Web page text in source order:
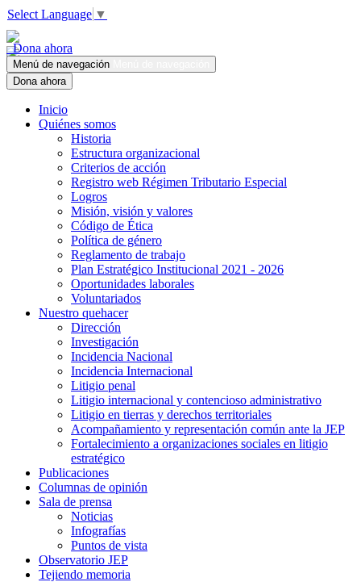
Select Language ▼
Dona ahora
Menú de navegación
Dona ahora
Inicio
Quiénes somos
Historia
Estructura organizacional
Criterios de acción
Registro web Régimen Tributario Especial
Logros
Misión, visión y valores
Código de Ética
Política de género
Reglamento de trabajo
Plan Estratégico Institucional 2021 - 2026
Oportunidades laborales
Voluntariados
Nuestro quehacer
Dirección
Investigación
Incidencia Nacional
Incidencia Internacional
Litigio penal
Litigio internacional y contencioso administrativo
Litigio en tierras y derechos territoriales
Acompañamiento y representación común ante la JEP
Fortalecimiento a organizaciones sociales en litigio
estratégico
Publicaciones
Columnas de opinión
Sala de prensa
Noticias
Infografías
Puntos de vista
Observatorio JEP
Tejiendo memoria